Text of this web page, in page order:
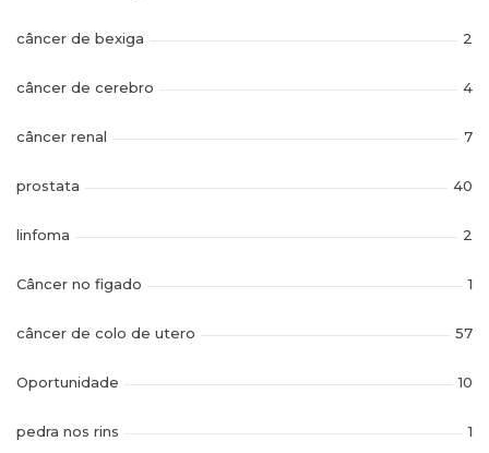
câncer de bexiga 2
câncer de cerebro 4
câncer renal 7
prostata 40
linfoma 2
Câncer no figado 1
câncer de colo de utero 57
Oportunidade 10
pedra nos rins 1